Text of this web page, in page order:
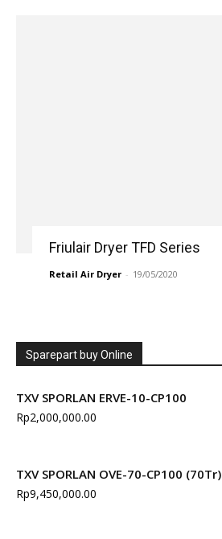
Friulair Dryer TFD Series
Retail Air Dryer - 19/05/2020
Sparepart buy Online
TXV SPORLAN ERVE-10-CP100
Rp2,000,000.00
TXV SPORLAN OVE-70-CP100 (70Tr)
Rp9,450,000.00